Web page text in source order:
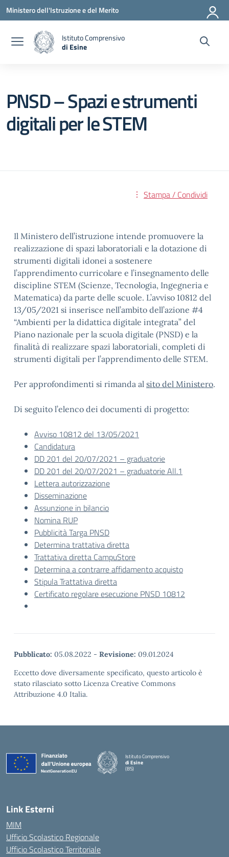
Vai ai contenuti
Vai al menu di navigazione
Vai al footer
Ministero dell'Istruzione e del Merito
Istituto Comprensivo
di Esine
PNSD – Spazi e strumenti
digitali per le STEM
Stampa / Condividi
Il Ministero dell’istruzione intende promuovere la
realizzazione di spazi laboratoriali e la dotazione di
strumenti digitali idonei a sostenere
l’apprendimento curricolare e l’insegnamento delle
discipline STEM (Scienze, Tecnologia, Ingegneria e
Matematica) da parte delle scuole. L’avviso 10812 del
13/05/2021 si inserisce nell’ambito dell’azione #4
“Ambienti per la didattica digitale integrata” del
Piano nazionale per la scuola digitale (PNSD) e la
finalità di realizzare spazi laboratoriali, completi di
strumenti digitali per l’apprendimento delle STEM.
Per approfondimenti si rimanda al sito del Ministero.
Di seguito l’elenco dei documenti di progetto:
Avviso 10812 del 13/05/2021
Candidatura
DD 201 del 20/07/2021 – graduatorie
DD 201 del 20/07/2021 – graduatorie All.1
Lettera autorizzazione
Disseminazione
Assunzione in bilancio
Nomina RUP
Pubblicità Targa PNSD
Determina trattativa diretta
Trattativa diretta CampuStore
Determina a contrarre affidamento acquisto
Stipula Trattativa diretta
Certificato regolare esecuzione PNSD 10812
Pubblicato: 05.08.2022 - Revisione: 09.01.2024
Eccetto dove diversamente specificato, questo articolo è
stato rilasciato sotto Licenza Creative Commons
Attribuzione 4.0 Italia.
Istituto Comprensivo
di Esine
(BS)
Link Esterni
MIM
Ufficio Scolastico Regionale
Ufficio Scolastico Territoriale